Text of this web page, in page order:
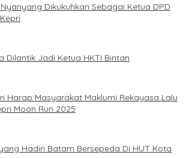
Dikukuhkan Sebagai Ketua DPD
Dilantik Jadi Ketua HKTI Bintan
Harap Masyarakat Maklumi Rekayasa Lalu
Moon Run 2025
Hadiri Batam Bersepeda Di HUT Kota